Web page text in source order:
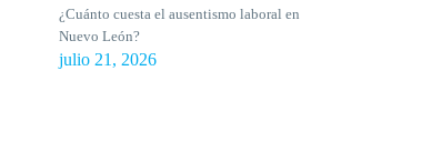
¿Cuánto cuesta el ausentismo laboral en
Nuevo León?
julio 21, 2026